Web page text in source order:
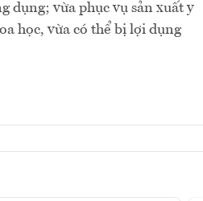
dụng; vừa phục vụ sản xuất y
học, vừa có thể bị lợi dụng